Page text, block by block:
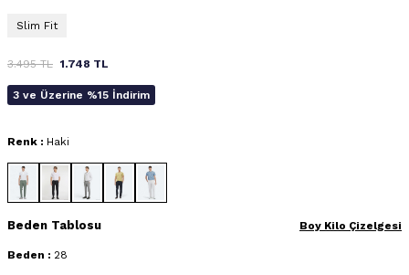
Slim Fit
3.495TL 1.748 TL
3 ve Üzerine %15 İndirim
Renk : Haki
Beden Tablosu Boy Kilo Çizelgesi
Beden : 28